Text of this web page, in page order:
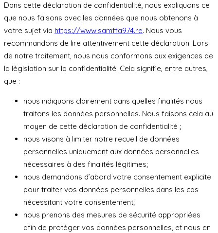
Dans cette déclaration de confidentialité, nous expliquons ce
que nous faisons avec les données que nous obtenons à
votre sujet via https://www.samffa974.re. Nous vous
recommandons de lire attentivement cette déclaration. Lors
de notre traitement, nous nous conformons aux exigences de
la législation sur la confidentialité. Cela signifie, entre autres,
que :
nous indiquons clairement dans quelles finalités nous
traitons les données personnelles. Nous faisons cela au
moyen de cette déclaration de confidentialité ;
nous visons à limiter notre recueil de données
personnelles uniquement aux données personnelles
nécessaires à des finalités légitimes;
nous demandons d’abord votre consentement explicite
pour traiter vos données personnelles dans les cas
nécessitant votre consentement;
nous prenons des mesures de sécurité appropriées
afin de protéger vos données personnelles, et nous en